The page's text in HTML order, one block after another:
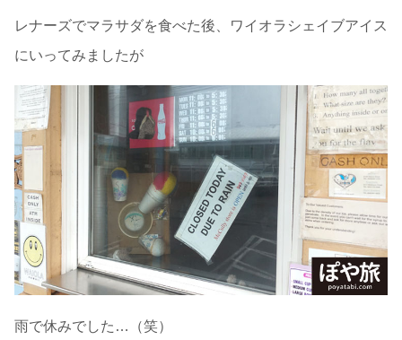
レナーズでマラサダを食べた後、ワイオラシェイブアイス
にいってみましたが
雨で休みでした…（笑）